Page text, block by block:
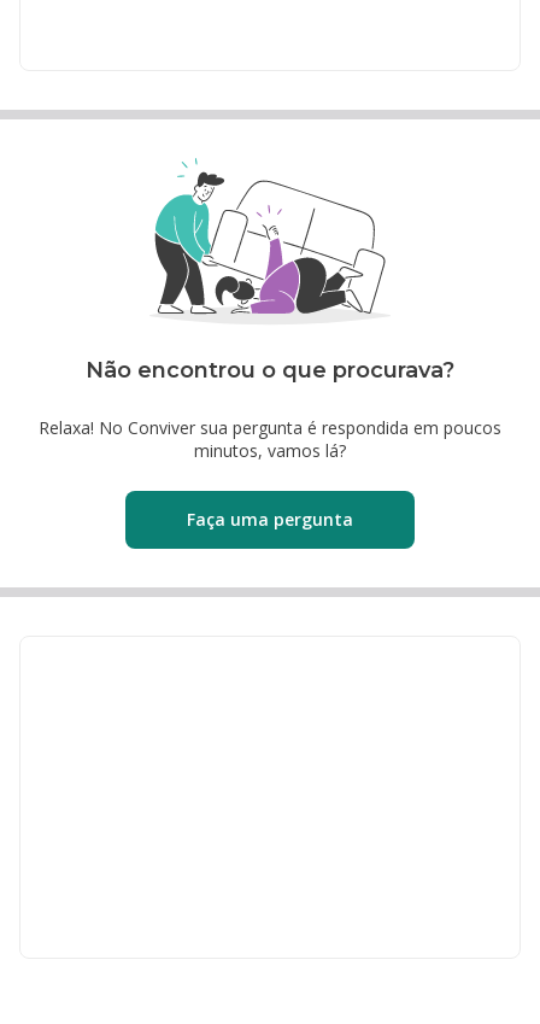
Não encontrou o que procurava?
Relaxa! No Conviver sua pergunta é respondida em poucos
minutos, vamos lá?
Faça uma pergunta